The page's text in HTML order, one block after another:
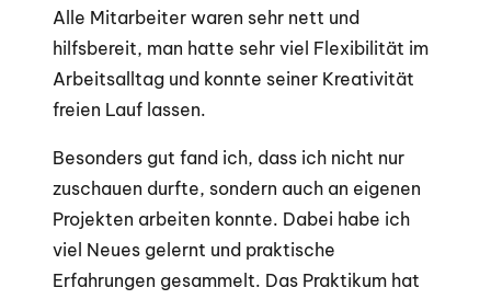
Alle Mitarbeiter waren sehr nett und
hilfsbereit, man hatte sehr viel Flexibilität im
Arbeitsalltag und konnte seiner Kreativität
freien Lauf lassen.
Besonders gut fand ich, dass ich nicht nur
zuschauen durfte, sondern auch an eigenen
Projekten arbeiten konnte. Dabei habe ich
viel Neues gelernt und praktische
Erfahrungen gesammelt. Das Praktikum hat